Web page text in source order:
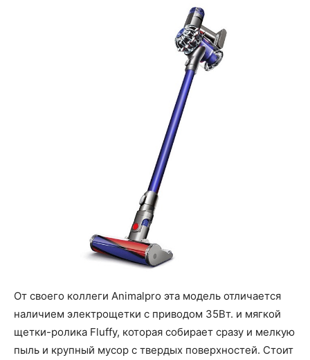
От своего коллеги Animalpro эта модель отличается
наличием электрощетки с приводом 35Вт. и мягкой
щетки-ролика Fluffy, которая собирает сразу и мелкую
пыль и крупный мусор с твердых поверхностей. Стоит